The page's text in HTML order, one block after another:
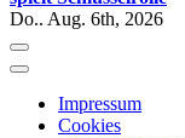
Do.. Aug. 6th, 2026
Impressum
Cookies